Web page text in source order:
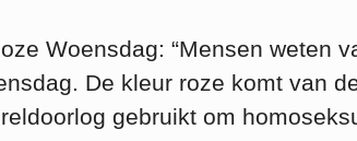
Woensdag: “Mensen weten
De kleur roze komt van
gebruikt om